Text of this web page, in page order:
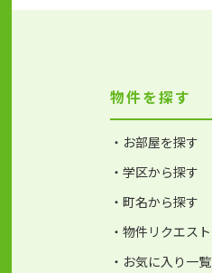
物件を探す
・お部屋を探す
・学区から探す
・町名から探す
・物件リクエスト
・お気に入り一覧